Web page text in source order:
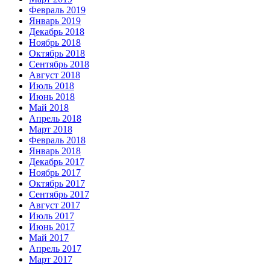
Февраль 2019
Январь 2019
Декабрь 2018
Ноябрь 2018
Октябрь 2018
Сентябрь 2018
Август 2018
Июль 2018
Июнь 2018
Май 2018
Апрель 2018
Март 2018
Февраль 2018
Январь 2018
Декабрь 2017
Ноябрь 2017
Октябрь 2017
Сентябрь 2017
Август 2017
Июль 2017
Июнь 2017
Май 2017
Апрель 2017
Март 2017